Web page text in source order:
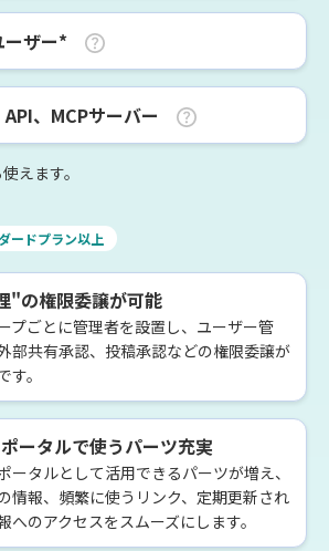
ーザー*
、MCPサーバー
えます。
ードプラン以上
"の権限委譲が可能
プごとに管理者を設置し、ユーザー管
部共有承認、投稿承認などの権限委譲が
す。
ータルで使うパーツ充実
ータルとして活用できるパーツが増え、
情報、頻繁に使うリンク、定期更新され
へのアクセスをスムーズにします。